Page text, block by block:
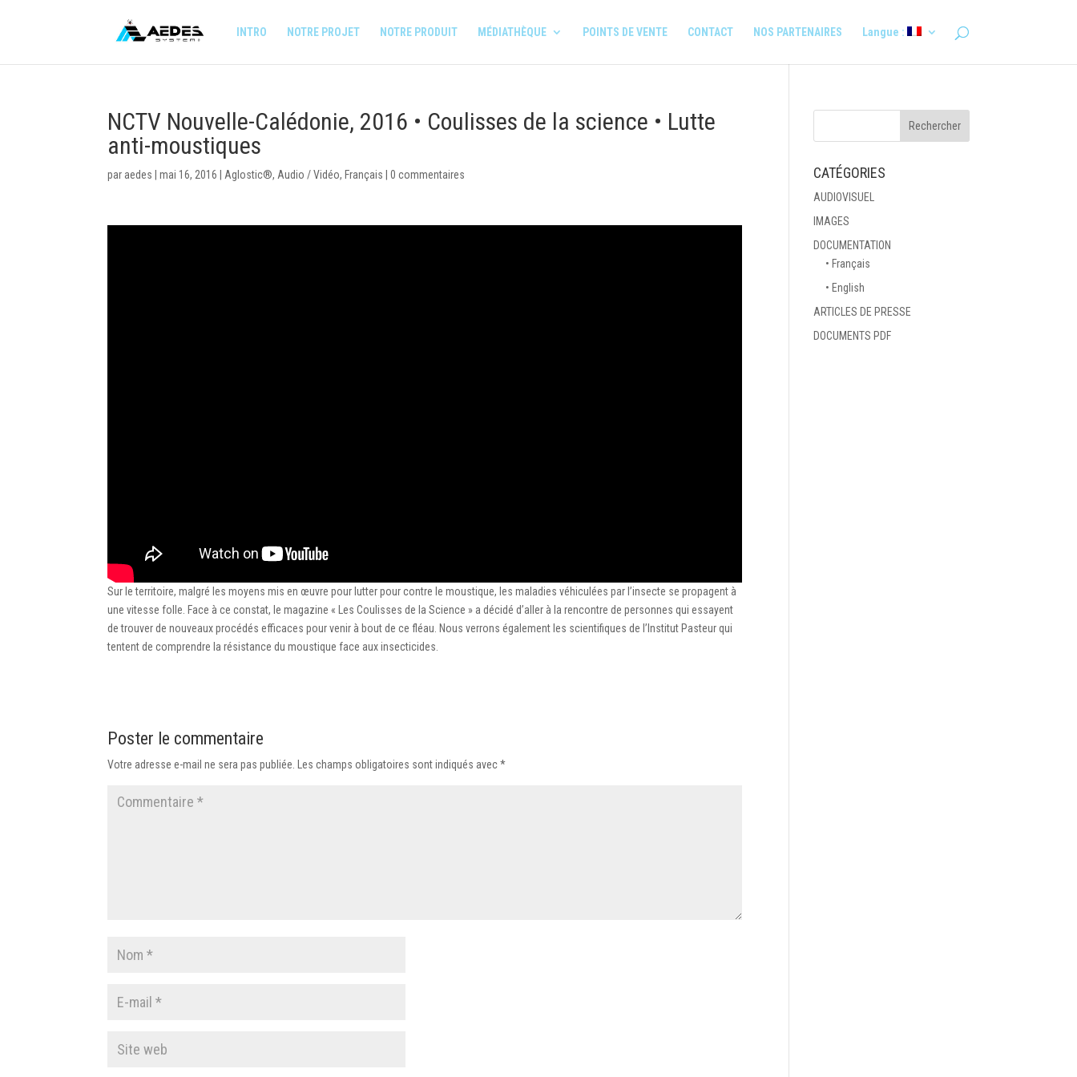
INTRO NOTRE PROJET NOTRE PRODUIT MÉDIATHÈQUE POINTS DE VENTE CONTACT NOS PARTENAIRES Langue :
NCTV Nouvelle-Calédonie, 2016 • Coulisses de la science • Lutte
anti-moustiques
par aedes |mai 16, 2016 Aglostic®, Audio / Vidéo, Français |0 commentaires
Sur le territoire, malgré les moyens mis en œuvre pour lutter pour contre le moustique, les maladies véhiculées par l’insecte se propagent à
une vitesse folle. Face à ce constat, le magazine « Les Coulisses de la Science » a décidé d’aller à la rencontre de personnes qui essayent
de trouver de nouveaux procédés efficaces pour venir à bout de ce fléau. Nous verrons également les scientifiques de l’Institut Pasteur qui
tentent de comprendre la résistance du moustique face aux insecticides.
Poster le commentaire
Votre adresse e-mail ne sera pas publiée. Les champs obligatoires sont indiqués avec*
CATÉGORIES
AUDIOVISUEL
IMAGES
DOCUMENTATION
• Français
• English
ARTICLES DE PRESSE
DOCUMENTS PDF